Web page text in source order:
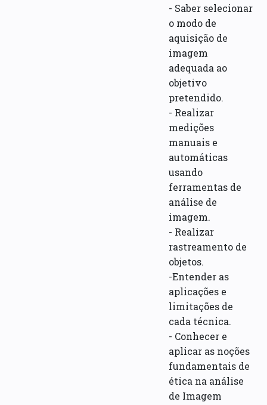
- Saber selecionar
o modo de
aquisição de
imagem
adequada ao
objetivo
pretendido.
- Realizar
medições
manuais e
automáticas
usando
ferramentas de
análise de
imagem.
- Realizar
rastreamento de
objetos.
-Entender as
aplicações e
limitações de
cada técnica.
- Conhecer e
aplicar as noções
fundamentais de
ética na análise
de Imagem